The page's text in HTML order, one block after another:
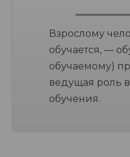
Взрослому
обучается, —
обучаемому)
ведущая роль
обучения.